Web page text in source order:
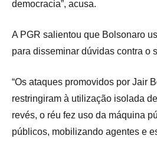
democracia”, acusa.
A PGR salientou que Bolsonaro
para disseminar dúvidas contra o
“Os ataques promovidos por Jair
restringiram à utilização isolada
revés, o réu fez uso da máquina
públicos, mobilizando agentes e